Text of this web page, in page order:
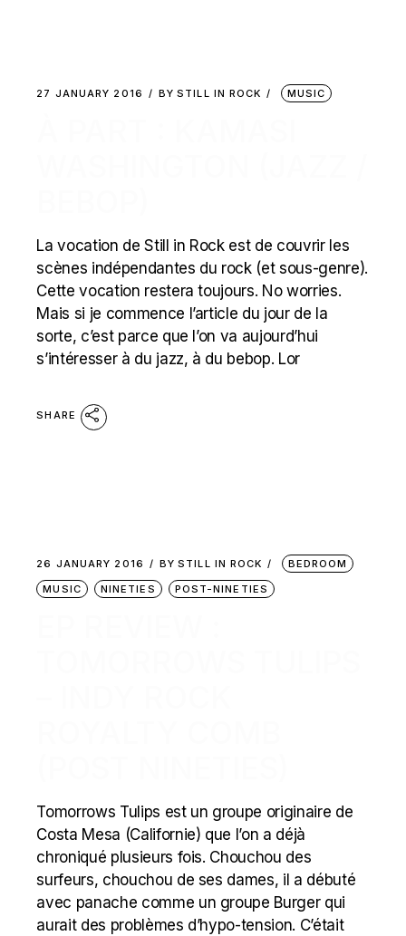
27 JANUARY 2016 BY STILL IN ROCK MUSIC
La vocation de Still in Rock est de couvrir les
scènes indépendantes du rock (et sous-genre).
Cette vocation restera toujours. No worries.
Mais si je commence l’article du jour de la
sorte, c’est parce que l’on va aujourd’hui
s’intéresser à du jazz, à du bebop. Lor
SHARE
26 JANUARY 2016 BY STILL IN ROCK
BEDROOM
MUSIC
NINETIES POST-NINETIES
Tomorrows Tulips est un groupe originaire de
Costa Mesa (Californie) que l’on a déjà
chroniqué plusieurs fois. Chouchou des
surfeurs, chouchou de ses dames, il a débuté
avec panache comme un groupe Burger qui
aurait des problèmes d’hypo-tension. C’était